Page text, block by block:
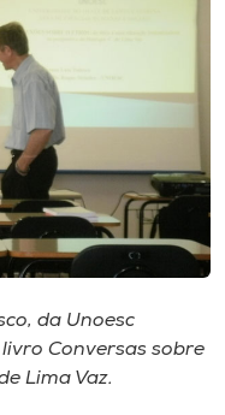
da Unoesc
livro Conversas sobre
Lima Vaz.